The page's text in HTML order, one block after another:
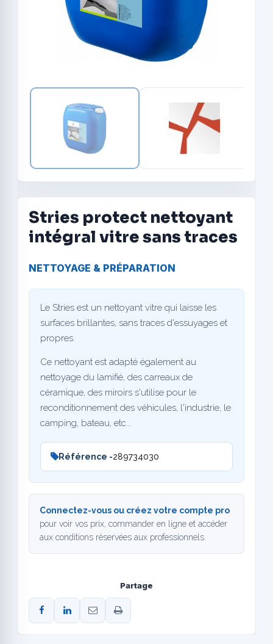
Stries protect nettoyant
intégral vitre sans traces
NETTOYAGE & PRÉPARATION
Le Stries est un nettoyant vitre qui laisse les
surfaces brillantes, sans traces d'essuyages et
propres.
Ce nettoyant est adapté également au
nettoyage du lamifié, des carreaux de
céramique, des miroirs s'utilise pour le
reconditionnement des véhicules, l'industrie, le
camping, bateau, etc...
Référence -289734030
Connectez-vous ou créez votre compte pro
pour voir vos prix, commander en ligne et accéder
aux conditions réservées aux professionnels.
Partage